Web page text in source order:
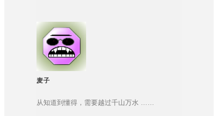
麦子
从知道到懂得，需要越过千山万水 ……